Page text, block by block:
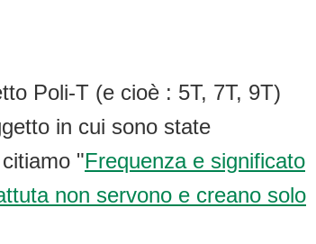
Poli-T (e cioè : 5T, 7T, 9T)
in cui sono state
"Frequenza e significato
non servono e creano solo